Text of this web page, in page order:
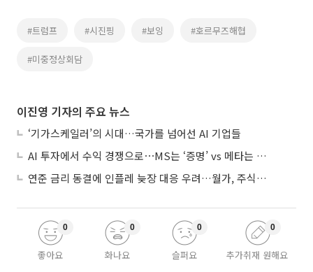
#트럼프 #시진핑 #보잉 #호르무즈해협
#미중정상회담
이진영 기자의 주요 뉴스
‘기가스케일러’의 시대…국가를 넘어선 AI 기업들
AI 투자에서 수익 경쟁으로⋯MS는 ‘증명’ vs 메타는 ‘숙제’
연준 금리 동결에 인플레 늦장 대응 우려…월가, 주식도 채권도 던졌다
좋아요
0
화나요
0
슬퍼요
0
추가취재 원해요
0